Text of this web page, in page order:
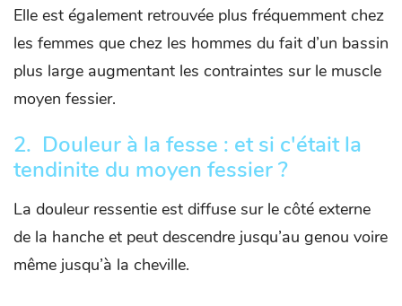
Elle est également retrouvée plus fréquemment chez
les femmes que chez les hommes du fait d’un bassin
plus large augmentant les contraintes sur le muscle
moyen fessier.
2. Douleur à la fesse : et si c'était la
tendinite du moyen fessier ?
La douleur ressentie est diffuse sur le côté externe
de la hanche et peut descendre jusqu’au genou voire
même jusqu’à la cheville.